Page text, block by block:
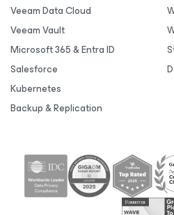
Veeam Data Cloud
Veeam Vault
Microsoft 365 & Entra ID
Salesforce
Kubernetes
Backup & Replication